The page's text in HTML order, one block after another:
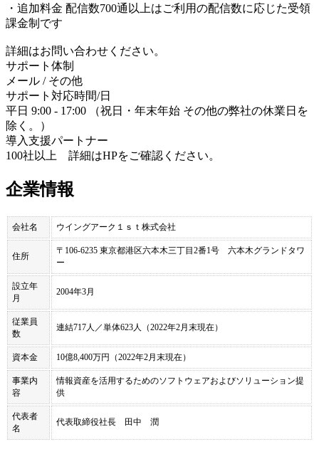
・追加料金 配信数700通以上はご利用の配信数に応じた受領
課金制です
詳細はお問い合わせください。
サポート体制
メール / その他
サポート対応時間/日
平日 9:00 - 17:00 （祝日・年末年始 その他の弊社の休業日を
除く。）
導入支援パートナー
100社以上 詳細はHPをご確認ください。
企業情報
会社名 ウイングアーク１ｓｔ株式会社
住所
〒106-6235 東京都港区六本木三丁目2番1号 六本木グランドタワ
ー
設立年
月
2004年3月
従業員
数
連結717人／単体623人（2022年2月末現在）
資本金 10億8,400万円（2022年2月末現在）
事業内
容
情報資産を活用するためのソフトウェアおよびソリューション提
供
代表者
名
代表取締役社長 田中 潤